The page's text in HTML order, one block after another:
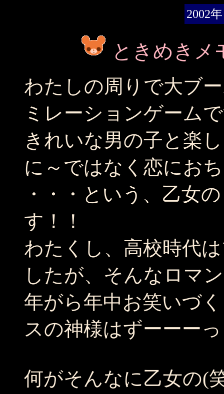
2002
ときめき
わたしの周りで大ブ
ミレーションゲーム
きれいな男の子と楽
に～ではなく恋にお
・・・という、乙女
す！！
わたくし、高校時代
したが、そんなロマ
年がら年中お笑いづ
スの神様はずーーー
何がそんなに乙女の(